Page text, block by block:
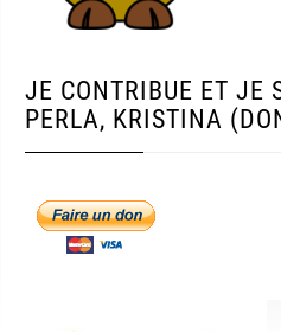
JE CONTRIBUE ET JE
PERLA, KRISTINA